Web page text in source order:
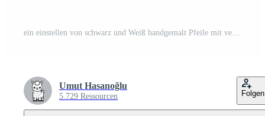
ein einstellen von schwarz und Weiß handgemalt Pfeile mit verschiedene Formen Kostenloser Vektor
Umut Hasanoğlu
5.729 Ressourcen Folgen